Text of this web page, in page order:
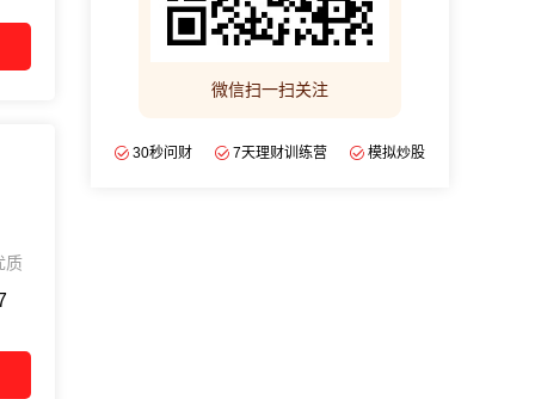
质
微信扫一扫关注
30秒问财 7天理财训练营 模拟炒股